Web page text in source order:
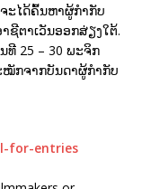
ຈະໄດ້ຄົ້ນຫາຜູ້ກໍາກັບ
ຊີຕາເວັນອອກສ່ຽງໃຕ້.
ທີ 25 – 30 ພະຈິກ
ໝັກຈາກບັນດາຜູ້ກໍາກັບ
for-entries